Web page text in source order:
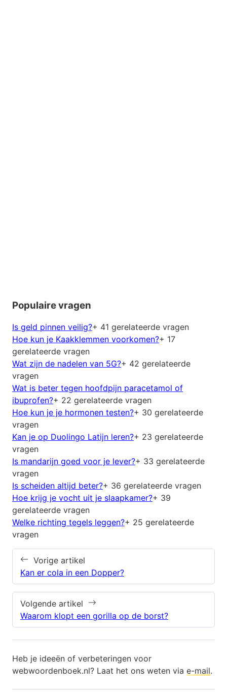
Populaire vragen
Is geld pinnen veilig?+ 41 gerelateerde vragen
Hoe kun je Kaakklemmen voorkomen?+ 17
gerelateerde vragen
Wat zijn de nadelen van 5G?+ 42 gerelateerde
vragen
Wat is beter tegen hoofdpijn paracetamol of
ibuprofen?+ 22 gerelateerde vragen
Hoe kun je je hormonen testen?+ 30 gerelateerde
vragen
Kan je op Duolingo Latijn leren?+ 23 gerelateerde
vragen
Is mandarijn goed voor je lever?+ 33 gerelateerde
vragen
Is scheiden altijd beter?+ 36 gerelateerde vragen
Hoe krijg je vocht uit je slaapkamer?+ 39
gerelateerde vragen
Welke richting tegels leggen?+ 25 gerelateerde
vragen
Vorige artikel
Kan er cola in een Dopper?
Volgende artikel
Waarom klopt een gorilla op de borst?
Heb je ideeën of verbeteringen voor
webwoordenboek.nl? Laat het ons weten via e-mail.